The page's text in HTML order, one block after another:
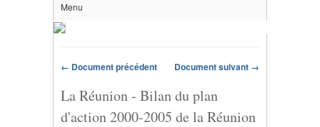
Menu
← Document précédent Document suivant →
La Réunion - Bilan du plan
d'action 2000-2005 de la Réunion